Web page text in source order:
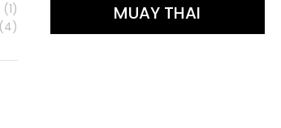
(1)
(4)
MUAY THAI